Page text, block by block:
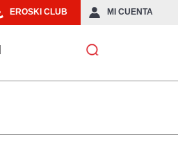
EROSKI CLUB MI CUENTA